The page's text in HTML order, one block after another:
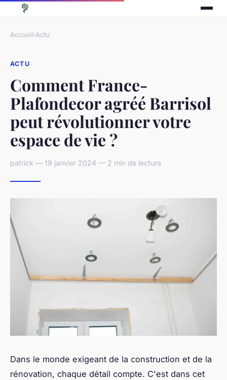
Accueil›Actu
ACTU
Comment France-
Plafondecor agréé Barrisol
peut révolutionner votre
espace de vie ?
patrick — 19 janvier 2024 — 2 min de lecture
Dans le monde exigeant de la construction et de la
rénovation, chaque détail compte. C'est dans cet